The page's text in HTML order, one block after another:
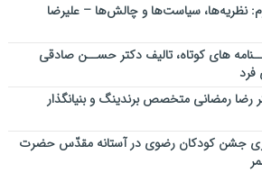
نظریه‌ها، سیاست‌ها و چالش‌ها – علیرضا
های کوتاه، تالیف دکتر حســن صادقی
رضا رمضانی متخصص برندینگ و بنیانگذار
جشن کودکان رضوی در آستانه مقدّس حضرت